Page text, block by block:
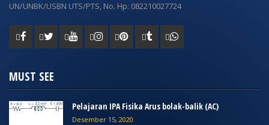
UN/UNBK/USBN UTS/PTS, No. Hp: 082210027724
MUST SEE
Pelajaran IPA Fisika Arus bolak-balik (AC)
Desember 15, 2020